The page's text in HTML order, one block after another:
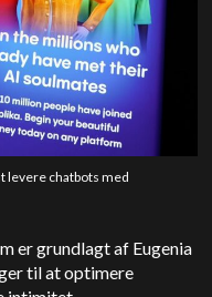
levere chatbots med
er grundlagt af Eugenia
til at optimere